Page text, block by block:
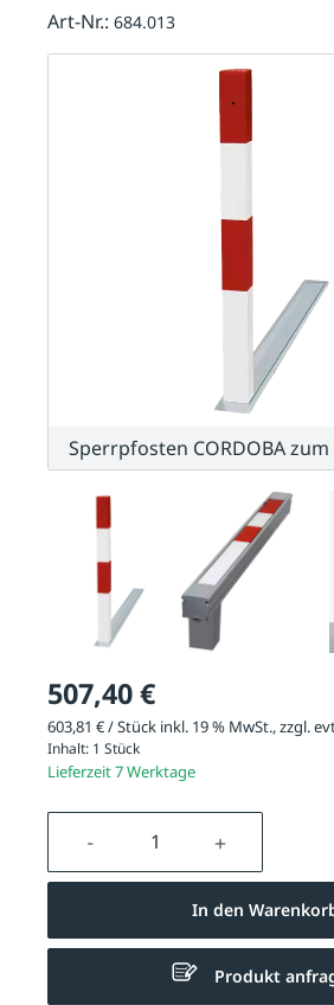
507,40 €
603,81 € / Stück inkl. 19 % MwSt., zzgl.
Inhalt: 1 Stück
Lieferzeit 7 Werktage
Produkt Anzahl: Gib
In den
Produkt
Art-Nr.: 684.013
Sperrpfosten CORDOBA